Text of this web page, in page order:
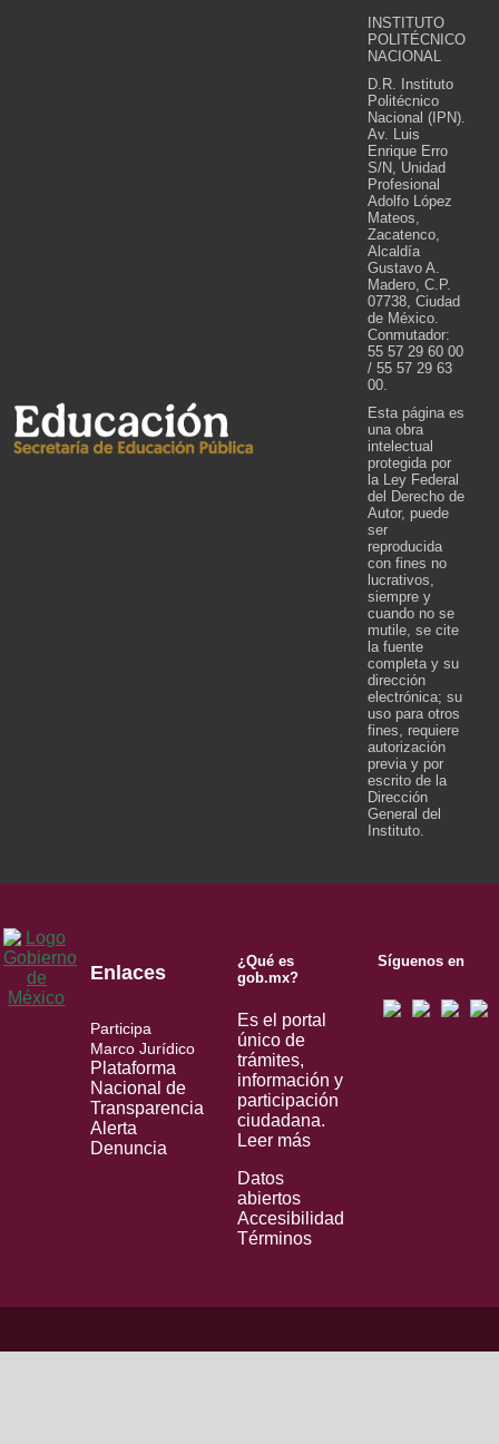
INSTITUTO
POLITÉCNICO
NACIONAL
D.R. Instituto
Politécnico
Nacional (IPN).
Av. Luis
Enrique Erro
S/N, Unidad
Profesional
Adolfo López
Mateos,
Zacatenco,
Alcaldía
Gustavo A.
Madero, C.P.
07738, Ciudad
de México.
Conmutador:
55 57 29 60 00
/ 55 57 29 63
00.
Esta página es
una obra
intelectual
protegida por
la Ley Federal
del Derecho de
Autor, puede
ser
reproducida
con fines no
lucrativos,
siempre y
cuando no se
mutile, se cite
la fuente
completa y su
dirección
electrónica; su
uso para otros
fines, requiere
autorización
previa y por
escrito de la
Dirección
General del
Instituto.
Enlaces
Participa
Marco Jurídico
Plataforma
Nacional de
Transparencia
Alerta
Denuncia
¿Qué es
gob.mx?
Es el portal
único de
trámites,
información y
participación
ciudadana.
Leer más
Datos
abiertos
Accesibilidad
Términos
Síguenos en